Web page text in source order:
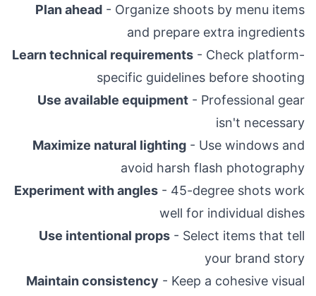
Plan ahead - Organize shoots by menu items
and prepare extra ingredients
Learn technical requirements - Check platform-
specific guidelines before shooting
Use available equipment - Professional gear
isn't necessary
Maximize natural lighting - Use windows and
avoid harsh flash photography
Experiment with angles - 45-degree shots work
well for individual dishes
Use intentional props - Select items that tell
your brand story
Maintain consistency - Keep a cohesive visual